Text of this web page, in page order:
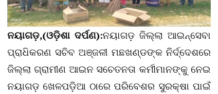
ନୟାଗଡ଼,(ଓଡ଼ିଶା ଦର୍ପଣ):ନୟାଗଡ଼ ଜିଲ୍ଲା ଆଇନ୍‌ସେବା
ପ୍ରାଧ‌ିକରଣ ସଚିବ ଅଞ୍ଜଳୀ ମଛଖଣ୍ଡଙ୍କ ନିର୍ଦ୍ଦେଶରେ
ଜିଲ୍ଲା ଗ୍ରାମୀଣ ଆଇନ ସଚେତନତା କର୍ମୀମାନଙ୍କୁ ନେଇ
ନୟାଗଡ଼ ଖେଳପଡ଼ିଆ ଠାରେ ପରିବେଶର ସୁରକ୍ଷା ପାଇଁ